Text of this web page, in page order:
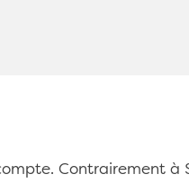
Contrairement à